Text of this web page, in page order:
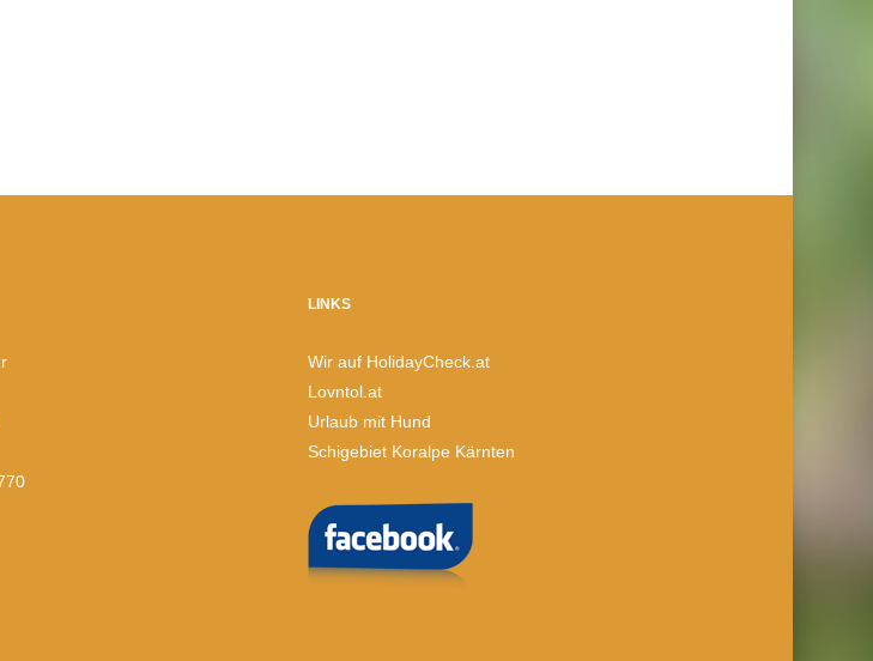
LINKS
Wir auf HolidayCheck.at
Lovntol.at
Urlaub mit Hund
Schigebiet Koralpe Kärnten